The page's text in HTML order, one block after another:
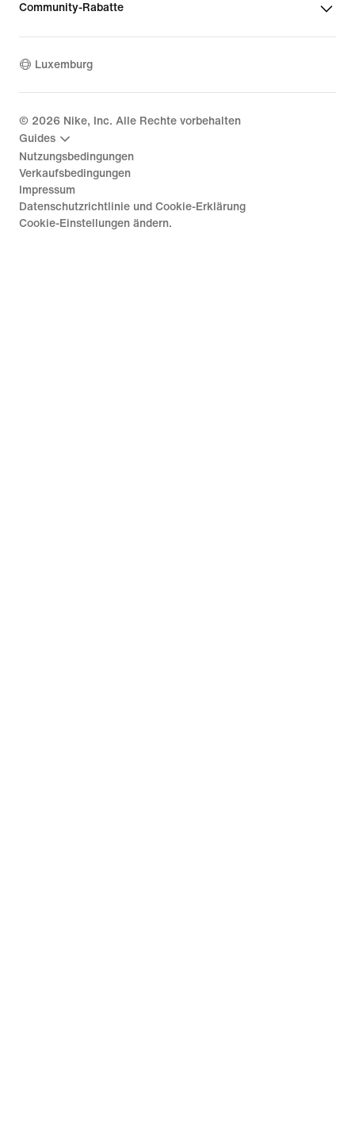
Community-Rabatte
Luxemburg
© 2026 Nike, Inc. Alle Rechte vorbehalten
Guides
Nutzungsbedingungen
Verkaufsbedingungen
Impressum
Datenschutzrichtlinie und Cookie-Erklärung
Cookie-Einstellungen ändern.